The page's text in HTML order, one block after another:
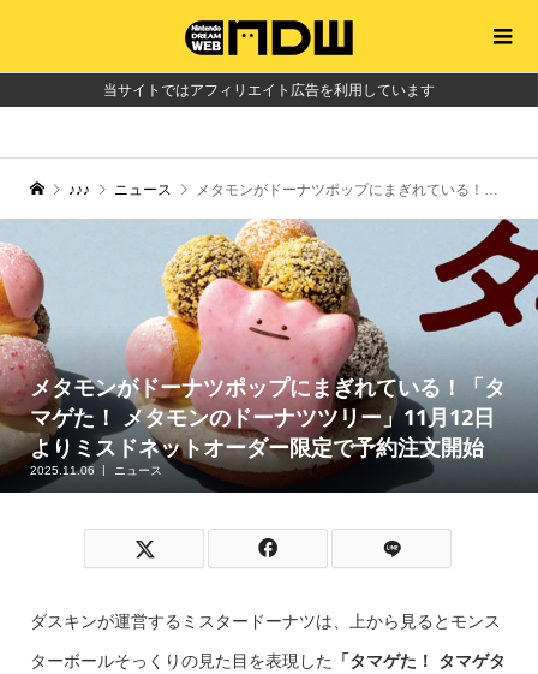
当サイトではアフィリエイト広告を利用しています
♪♪♪ ニュース メタモンがドーナツポップにまぎれている！「タマゲた！ メタモンのドーナツツリー」11月12日よりミスドネットオーダー限定で予約注文開始
メタモンがドーナツポップにまぎれている！「タ
マゲた！ メタモンのドーナツツリー」11月12日
よりミスドネットオーダー限定で予約注文開始
2025.11.06 ニュース
ダスキンが運営するミスタードーナツは、上から見るとモンス
ターボールそっくりの見た目を表現した 「タマゲた！ タマゲタ